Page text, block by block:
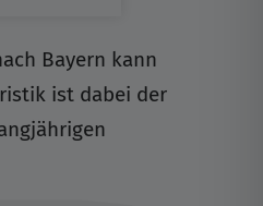
Bayern kann
ist dabei der